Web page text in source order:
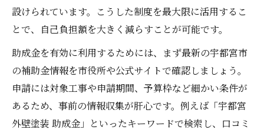
設けられています。こうした制度を最大限に活用するこ
とで、自己負担額を大きく減らすことが可能です。
助成金を有効に利用するためには、まず最新の宇都宮市
の補助金情報を市役所や公式サイトで確認しましょう。
申請には対象工事や申請期間、予算枠など細かい条件が
あるため、事前の情報収集が肝心です。例えば「宇都宮
外壁塗装 助成金」といったキーワードで検索し、口コミ